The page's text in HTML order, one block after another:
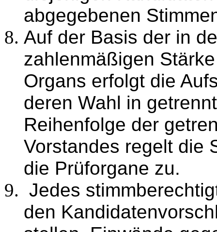
abgegebenen
Auf der Basis der in
zahlenmäßigen
Organs erfolgt die
deren Wahl in
Reihenfolge der
Vorstandes regelt die
die Prüforgane zu.
Jedes
den